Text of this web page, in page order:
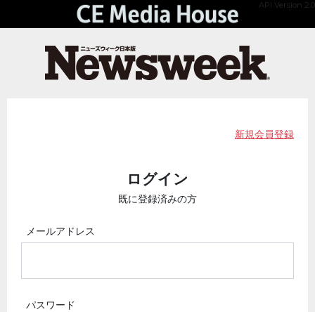
API Version 2.0
新規会員登録
ログイン
既に登録済みの方
メールアドレス
パスワード